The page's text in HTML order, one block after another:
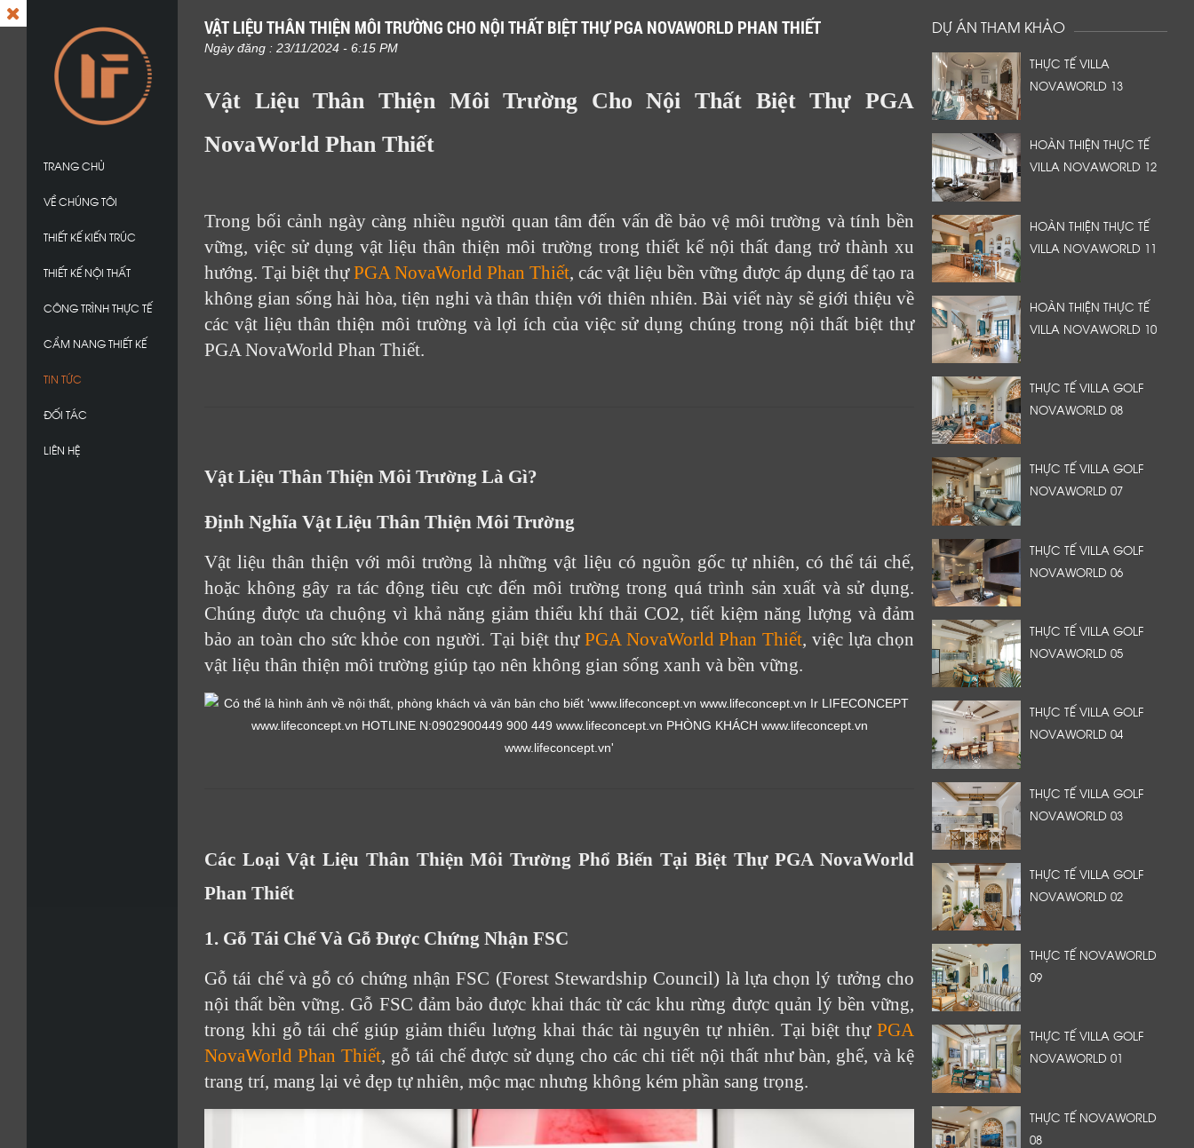
TRANG CHỦ
VỀ CHÚNG TÔI
THIẾT KẾ KIẾN TRÚC
THIẾT KẾ NỘI THẤT
CÔNG TRÌNH THỰC TẾ
CẨM NANG THIẾT KẾ
TIN TỨC
ĐỐI TÁC
LIÊN HỆ
VẬT LIỆU THÂN THIỆN MÔI TRƯỜNG CHO NỘI THẤT BIỆT THỰ PGA NOVAWORLD PHAN THIẾT
Ngày đăng : 23/11/2024 - 6:15 PM
Vật Liệu Thân Thiện Môi Trường Cho Nội Thất Biệt Thự PGA
NovaWorld Phan Thiết
Trong bối cảnh ngày càng nhiều người quan tâm đến vấn đề bảo vệ môi trường và tính bền
vững, việc sử dụng vật liệu thân thiện môi trường trong thiết kế nội thất đang trở thành xu
hướng. Tại biệt thựPGA NovaWorld Phan Thiết, các vật liệu bền vững được áp dụng để tạo ra
không gian sống hài hòa, tiện nghi và thân thiện với thiên nhiên. Bài viết này sẽ giới thiệu về
các vật liệu thân thiện môi trường và lợi ích của việc sử dụng chúng trong nội thất biệt thự
PGA NovaWorld Phan Thiết.
Vật Liệu Thân Thiện Môi Trường Là Gì?
Định Nghĩa Vật Liệu Thân Thiện Môi Trường
Vật liệu thân thiện với môi trường là những vật liệu có nguồn gốc tự nhiên, có thể tái chế,
hoặc không gây ra tác động tiêu cực đến môi trường trong quá trình sản xuất và sử dụng.
Chúng được ưa chuộng vì khả năng giảm thiểu khí thải CO2, tiết kiệm năng lượng và đảm
bảo an toàn cho sức khỏe con người. Tại biệt thự PGA NovaWorld Phan Thiết, việc lựa chọn
vật liệu thân thiện môi trường giúp tạo nên không gian sống xanh và bền vững.
Các Loại Vật Liệu Thân Thiện Môi Trường Phổ Biến Tại Biệt Thự PGA NovaWorld
Phan Thiết
1. Gỗ Tái Chế Và Gỗ Được Chứng Nhận FSC
Gỗ tái chế và gỗ có chứng nhận FSC (Forest Stewardship Council) là lựa chọn lý tưởng cho
nội thất bền vững. Gỗ FSC đảm bảo được khai thác từ các khu rừng được quản lý bền vững,
trong khi gỗ tái chế giúp giảm thiểu lượng khai thác tài nguyên tự nhiên. Tại biệt thự PGA
NovaWorld Phan Thiết, gỗ tái chế được sử dụng cho các chi tiết nội thất như bàn, ghế, và kệ
trang trí, mang lại vẻ đẹp tự nhiên, mộc mạc nhưng không kém phần sang trọng.
DỰ ÁN THAM KHẢO
THỰC TẾ VILLA
NOVAWORLD 13
HOÀN THIỆN THỰC TẾ
VILLA NOVAWORLD 12
HOÀN THIỆN THỰC TẾ
VILLA NOVAWORLD 11
HOÀN THIỆN THỰC TẾ
VILLA NOVAWORLD 10
THỰC TẾ VILLA GOLF
NOVAWORLD 08
THỰC TẾ VILLA GOLF
NOVAWORLD 07
THỰC TẾ VILLA GOLF
NOVAWORLD 06
THỰC TẾ VILLA GOLF
NOVAWORLD 05
THỰC TẾ VILLA GOLF
NOVAWORLD 04
THỰC TẾ VILLA GOLF
NOVAWORLD 03
THỰC TẾ VILLA GOLF
NOVAWORLD 02
THỰC TẾ NOVAWORLD
09
THỰC TẾ VILLA GOLF
NOVAWORLD 01
THỰC TẾ NOVAWORLD
08